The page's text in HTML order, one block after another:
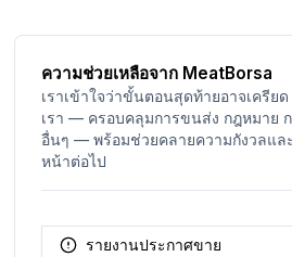
ความช่วยเหลือจาก MeatBorsa
เราเข้าใจว่าขั้นตอนสุดท้ายอาจเครีย
เรา — ครอบคลุมการขนส่ง กฎหมาย
อื่นๆ — พร้อมช่วยคลายความกังวลแ
หน้าต่อไป
รายงานประกาศขาย